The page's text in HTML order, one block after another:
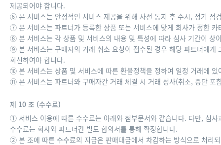
제공되어야 합니다.
⑥ 본 서비스는 안정적인 서비스 제공을 위해 사전 통지 후 수시, 정기 점
⑦ 본 서비스는 파트너가 등록한 상품 또는 서비스에 맞게 회사가 정한
⑧ 본 서비스는 각 상품 및 서비스의 내용 및 특성에 따라 심사 기간이 상
⑨ 본 서비스는 구매자의 거래 취소 요청이 접수된 경우 해당 파트너에
회신하여야 합니다.
⑩ 본 서비스는 상품 및 서비스에 따른 환불정책을 정하여 일정 거래에
⑪ 본 서비스는 파트너와 구매자간 거래 체결 시 거래 성사(취소, 중단 포
제 10 조 (수수료)
① 서비스 이용에 따른 수수료는 아래와 첨부문서와 같습니다. 다만, 심
수수료는 회사와 파트너간 별도 합의서를 통해 확정합니다.
② 본 조에 따른 수수료의 지급은 판매대금에서 차감하는 방식으로 처리